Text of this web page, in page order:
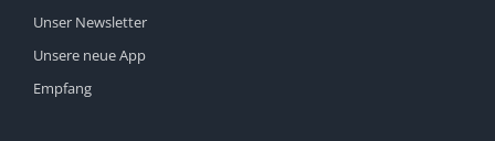
Unser Newsletter
Unsere neue App
Empfang